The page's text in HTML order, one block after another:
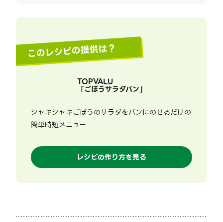
このレシピの提供は？
TOPVALU
「ごぼうサラダパン」
シャキシャキごぼうのサラダをパンにのせるだけの
簡単時短メニュー
レシピの作り方を見る